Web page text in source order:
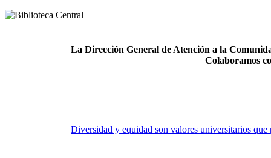
La Dirección General de Atención a la
Colaboramos
Diversidad y equidad son valores universitarios que